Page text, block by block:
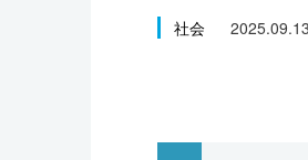
文化 社会